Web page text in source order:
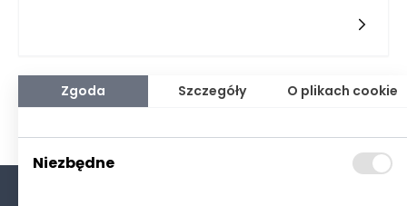
Zgoda Szczegóły O plikach cookie
Niezbędne